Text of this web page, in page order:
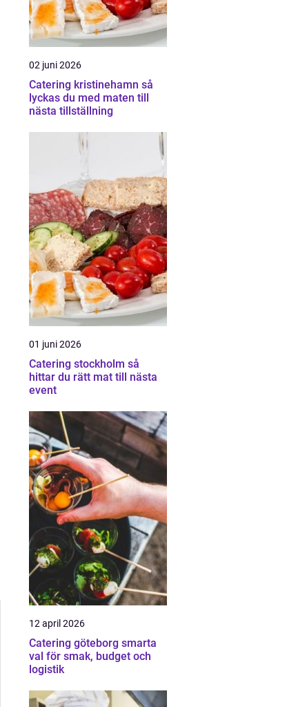
02 juni 2026
Catering kristinehamn så
lyckas du med maten till
nästa tillställning
01 juni 2026
Catering stockholm så
hittar du rätt mat till nästa
event
12 april 2026
Catering göteborg smarta
val för smak, budget och
logistik